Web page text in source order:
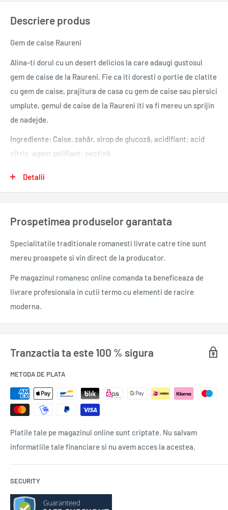
Descriere produs
Gem de caise Raureni
Alina-ti dorul cu un desert delicios la care adaugi gustosul
gem de caise de la Raureni. Fie ca iti doresti o portie de clatite
cu gem de caise, prajitura de casa cu gem de caise sau piersici
umplute, gemul de caise de la Raureni iti va fi mereu un sprijin
de nadejde.
Ingrediente: Caise, zahăr, sirop de glucoză, acidifiant: acid
citric, agent gelifiant: pectină.
Conţinut total de zaharuri: 60g pentru 100g produs finit.
0,370 kg.
Detalii
Prospetimea produselor garantata
Specialitatile traditionale romanesti livrate catre tine sunt
mereu proaspete si vin direct de la producator.
Pe magazinul romanesc online comanda ta beneficeaza de
livrare profesionala in cutii termo cu elementi de racire
moderna.
Tranzactia ta este 100 % sigura
METODA DE PLATA
Platile tale pe magazinul online sunt criptate. Nu salvam
informatiile tale financiare si nu avem acces la acestea.
SECURITY